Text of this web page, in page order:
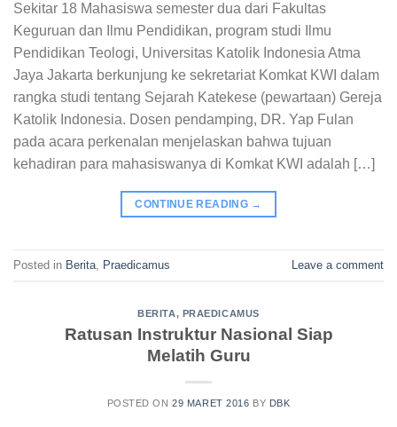
Sekitar 18 Mahasiswa semester dua dari Fakultas
Keguruan dan Ilmu Pendidikan, program studi Ilmu
Pendidikan Teologi, Universitas Katolik Indonesia Atma
Jaya Jakarta berkunjung ke sekretariat Komkat KWI dalam
rangka studi tentang Sejarah Katekese (pewartaan) Gereja
Katolik Indonesia. Dosen pendamping, DR. Yap Fulan
pada acara perkenalan menjelaskan bahwa tujuan
kehadiran para mahasiswanya di Komkat KWI adalah […]
CONTINUE READING →
Posted in Berita Praedicamus Leave a comment
BERITA, PRAEDICAMUS
Ratusan Instruktur Nasional Siap
Melatih Guru
POSTED ON29 MARET 2016 BY DBK